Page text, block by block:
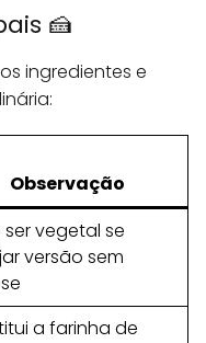
🍰
ingredientes e
Observação
ser vegetal se
versão sem
a farinha de